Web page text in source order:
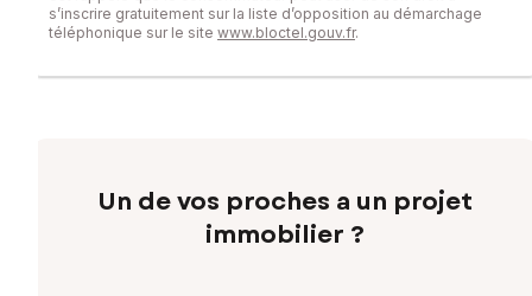
s’inscrire gratuitement sur la liste d’opposition au démarchage
téléphonique sur le site www.bloctel.gouv.fr.
Un de vos proches a un projet
immobilier ?